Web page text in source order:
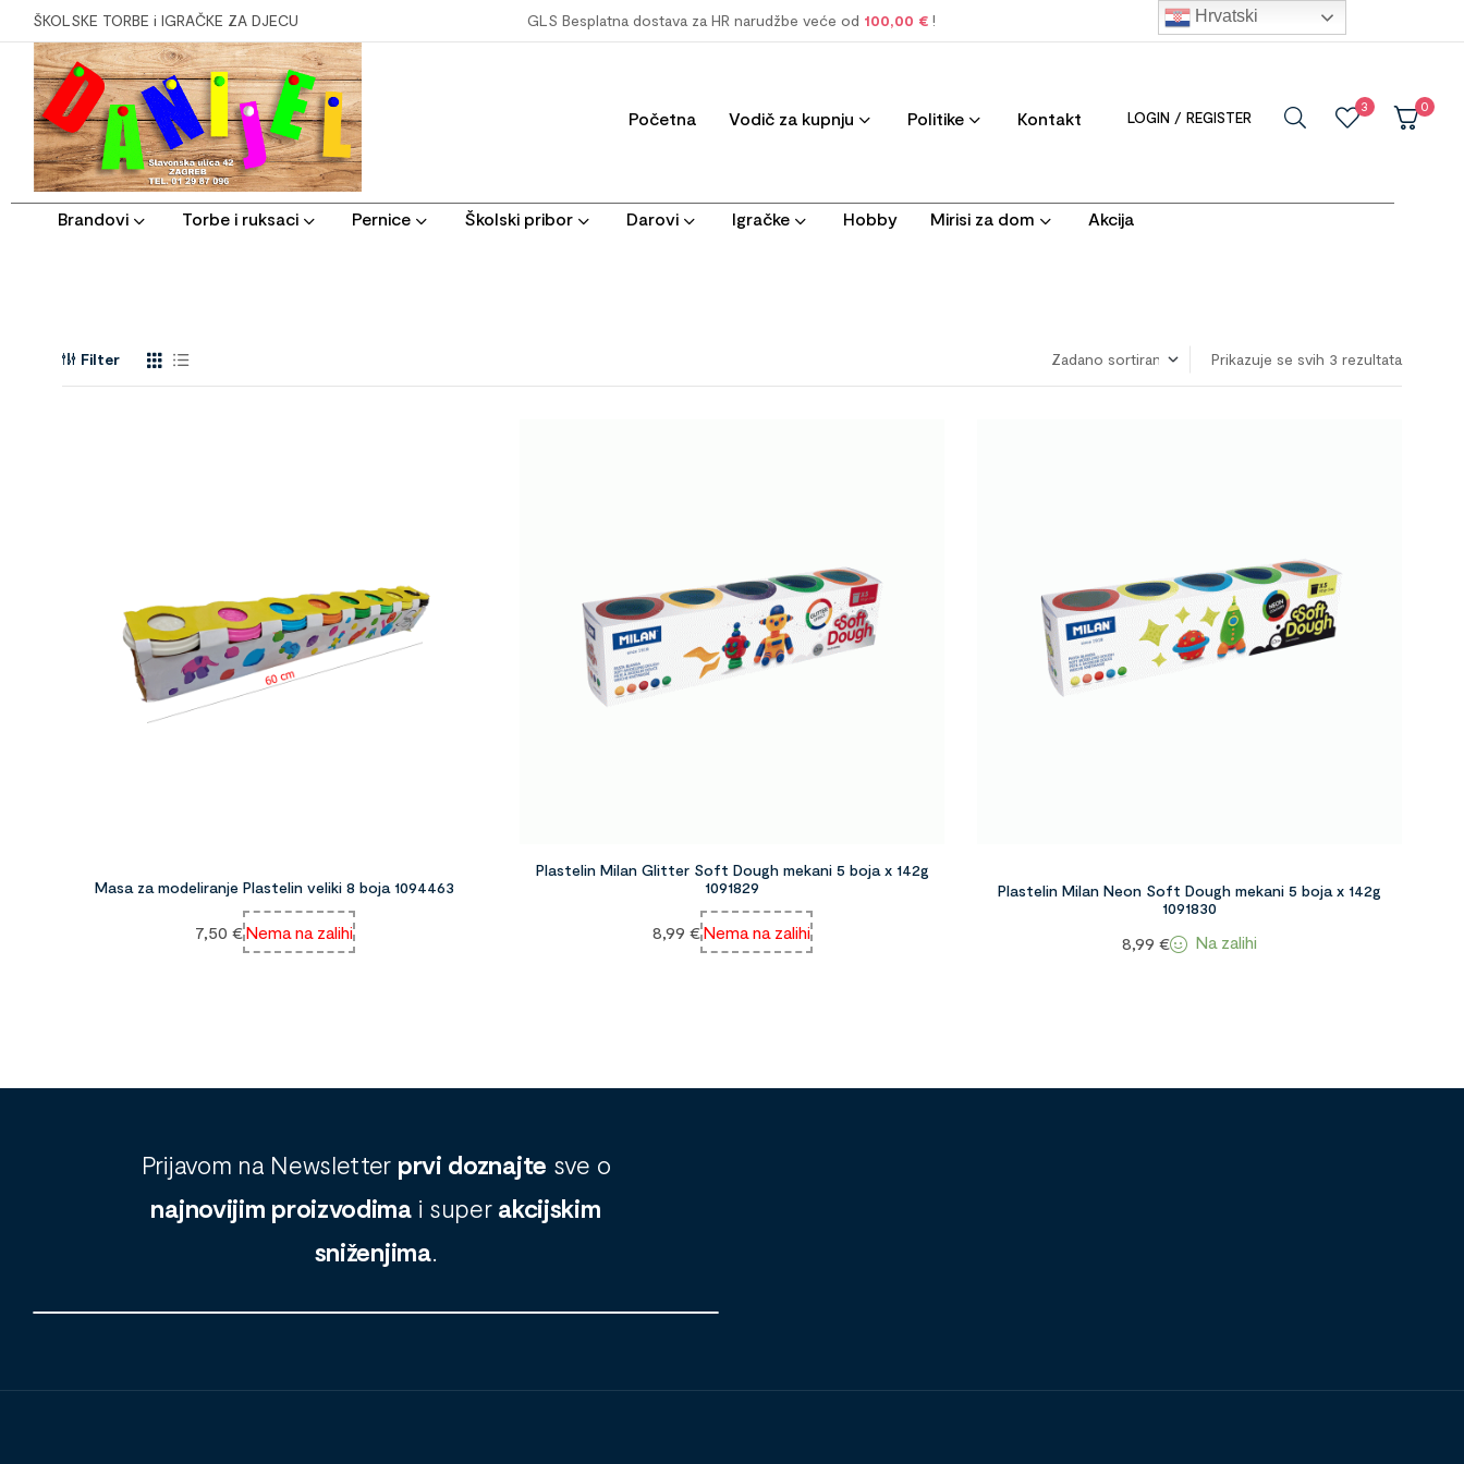
ŠKOLSKE TORBE i IGRAČKE ZA DJECU GLS Besplatna dostava za HR narudžbe veće od 100,00 € !
Početna Vodič za kupnju Politike Kontakt LOGIN / REGISTER
3 0
Brandovi Torbe i ruksaci Pernice Školski pribor Darovi Igračke Hobby Mirisi za dom Akcija
Filter Prikazuje se svih 3 rezultata
Masa za modeliranje Plastelin veliki 8 boja 1094463
7,50 €Nema na zalihi
Plastelin Milan Glitter Soft Dough mekani 5 boja x 142g
1091829
8,99 €Nema na zalihi
Plastelin Milan Neon Soft Dough mekani 5 boja x 142g
1091830
8,99 € Na zalihi
Prijavom na Newsletter prvi doznajte sve o
najnovijim proizvodimai super akcijskim
sniženjima.
Hrvatski